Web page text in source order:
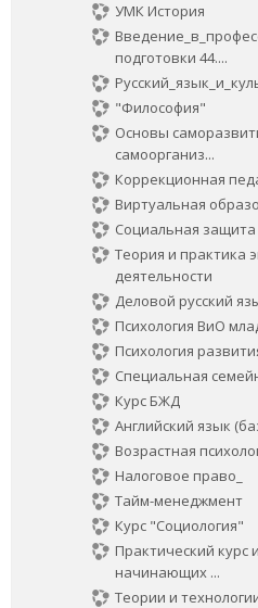
УМК История
подготовки 44....
"Философия"
Основы
самоорганиз...
Коррекционная
Виртуальная
Социальная защита
Теория и практика
деятельности
Деловой русский
Психология ВиО
Психология
Специальная
Курс БЖД
Английский язык
Возрастная
Налоговое право_
Тайм-менеджмент
Курс "Социология"
Практический курс
начинающих ...
Теории и